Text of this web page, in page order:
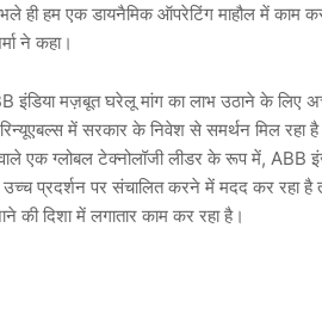
भले ही हम एक डायनैमिक ऑपरेटिंग माहौल में काम
ने कहा।
इंडिया मज़बूत घरेलू मांग का लाभ उठाने के लिए
रिन्यूएबल्स में सरकार के निवेश से समर्थन मिल रहा
एक ग्लोबल टेक्नोलॉजी लीडर के रूप में, ABB
उच्च प्रदर्शन पर संचालित करने में मदद कर रहा है
की दिशा में लगातार काम कर रहा है।